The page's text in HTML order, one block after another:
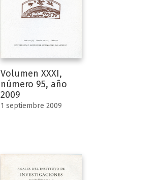
Volumen XXXI,
número 95, año
2009
1 septiembre 2009